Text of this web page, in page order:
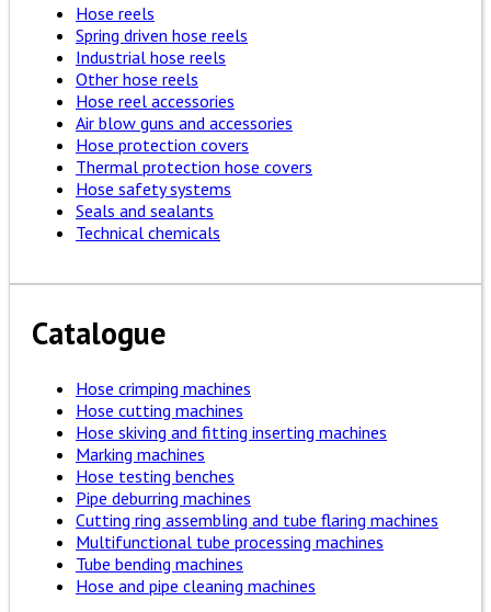
Hose reels
Spring driven hose reels
Industrial hose reels
Other hose reels
Hose reel accessories
Air blow guns and accessories
Hose protection covers
Thermal protection hose covers
Hose safety systems
Seals and sealants
Technical chemicals
Catalogue
Hose crimping machines
Hose cutting machines
Hose skiving and fitting inserting machines
Marking machines
Hose testing benches
Pipe deburring machines
Cutting ring assembling and tube flaring machines
Multifunctional tube processing machines
Tube bending machines
Hose and pipe cleaning machines